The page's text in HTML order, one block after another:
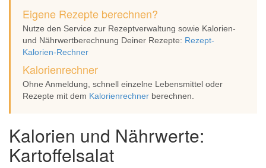
Eigene Rezepte berechnen?
Nutze den Service zur Rezeptverwaltung sowie Kalorien-
und Nährwertberechnung Deiner Rezepte: Rezept-
Kalorien-Rechner
Kalorienrechner
Ohne Anmeldung, schnell einzelne Lebensmittel oder
Rezepte mit dem Kalorienrechner berechnen.
Kalorien und Nährwerte:
Kartoffelsalat